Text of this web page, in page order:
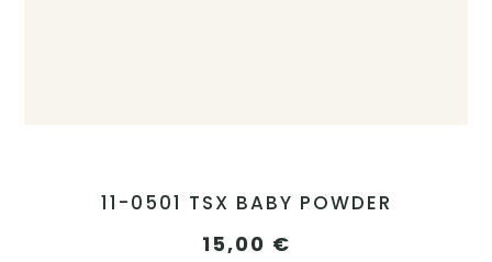
11-0501 TSX BABY POWDER
15,00 €